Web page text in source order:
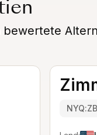
bewertete